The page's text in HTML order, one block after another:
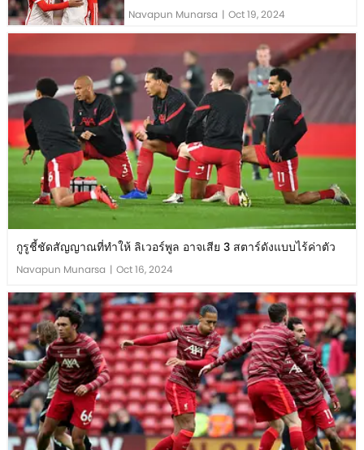
Navapun Munarsa | Oct 19, 2024
กูรูชี้ชัดสัญญาณที่ทำให้ ลิเวอร์พูล อาจเสีย 3 สตาร์ดังแบบไร้ค่าตัว
Navapun Munarsa | Oct 16, 2024